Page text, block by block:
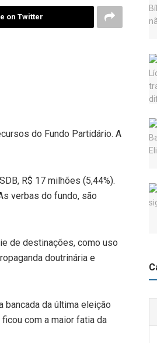
on Twitter
do Fundo Partidário. A
R$ 17 milhões (5,44%).
verbas do fundo, são
de destinações, como uso
doutrinária e
bancada da última eleição
com a maior fatia da